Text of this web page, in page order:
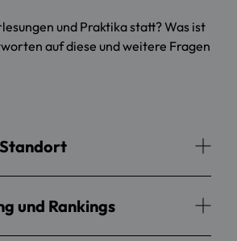
und Praktika statt? Was ist
auf diese und weitere Fragen
und Rankings